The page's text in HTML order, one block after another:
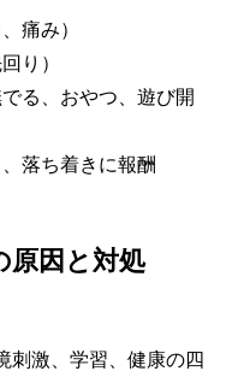
痛み）
り）
る、おやつ、遊び開
落ち着きに報酬
原因と対処
刺激、学習、健康の四